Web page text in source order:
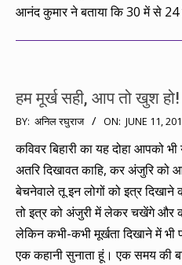
आनंद कुमार ने बताया कि 30 में से 24
हम मूर्ख सही, आप तो खुश हो!
2010-
06-
BY: अनिल रघुराज ON: JUNE 11,
कविवर बिहारी का यह दोहा आपको
अतरि दिखावत काहि, कर अंजुरि को
बेचनेवाले तू इन लोगों को इत्र दिखाने
तो इत्र को अंजुरी में लेकर चखेंगे और
लेकिन कभी-कभी मूर्खता दिखाने में
एक कहानी सुनाता हूं। एक समय की